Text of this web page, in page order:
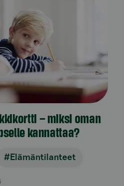
– miksi oman
kannattaa?
#Elämäntilanteet